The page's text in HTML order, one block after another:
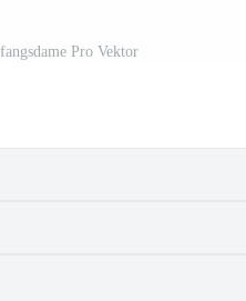
Pro Vektor